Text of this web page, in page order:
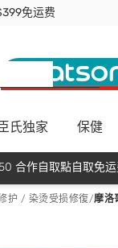
免运费
独家优惠
入 NEWAPP 即减
氏独家 保健
合作自取點自取免
护 / 染烫受损修復/摩洛